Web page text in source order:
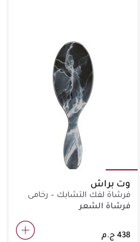
وت براش
فرشاة لفك التشابك – رخامي
معدني
فرشاة الشعر